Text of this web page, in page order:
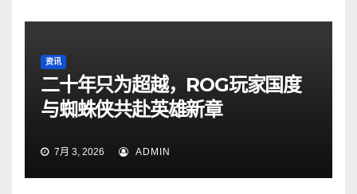
资讯
二十年只为超越，ROG玩家国度
与蜘蛛侠共赴英雄新章
7月 3, 2026 ADMIN